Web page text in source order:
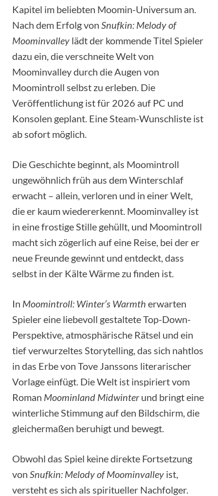
Kapitel im beliebten Moomin-Universum an.
Nach dem Erfolg von Snufkin: Melody of
Moominvalley lädt der kommende Titel Spieler
dazu ein, die verschneite Welt von
Moominvalley durch die Augen von
Moomintroll selbst zu erleben. Die
Veröffentlichung ist für 2026 auf PC und
Konsolen geplant. Eine Steam-Wunschliste ist
ab sofort möglich.
Die Geschichte beginnt, als Moomintroll
ungewöhnlich früh aus dem Winterschlaf
erwacht – allein, verloren und in einer Welt,
die er kaum wiedererkennt. Moominvalley ist
in eine frostige Stille gehüllt, und Moomintroll
macht sich zögerlich auf eine Reise, bei der er
neue Freunde gewinnt und entdeckt, dass
selbst in der Kälte Wärme zu finden ist.
In Moomintroll: Winter’s Warmth erwarten
Spieler eine liebevoll gestaltete Top-Down-
Perspektive, atmosphärische Rätsel und ein
tief verwurzeltes Storytelling, das sich nahtlos
in das Erbe von Tove Janssons literarischer
Vorlage einfügt. Die Welt ist inspiriert vom
Roman Moominland Midwinterund bringt eine
winterliche Stimmung auf den Bildschirm, die
gleichermaßen beruhigt und bewegt.
Obwohl das Spiel keine direkte Fortsetzung
von Snufkin: Melody of Moominvalley ist,
versteht es sich als spiritueller Nachfolger.